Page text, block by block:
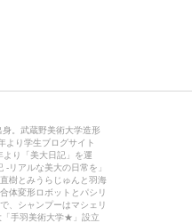
身。武蔵野美術大学造形
より学生ブログサイト
より「美大日記」を運
リアルな美大の日常を」
樹とみうらじゅんと羽海
体変形ロボットとパシリ
、シャンプーはマシェリ
手羽美術大学★」設立